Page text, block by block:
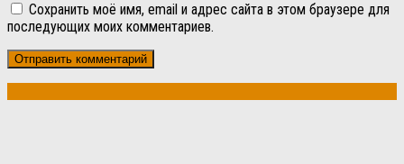
Сохранить моё имя, email и адрес сайта в этом браузере для
последующих моих комментариев.